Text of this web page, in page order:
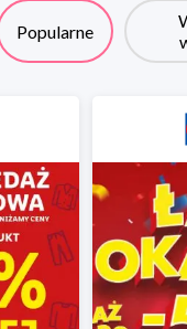
Popularne